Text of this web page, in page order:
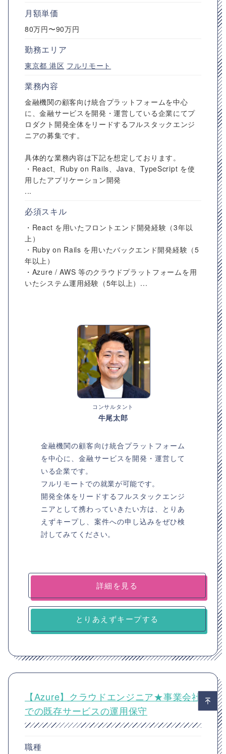
月額単価
80万円〜90万円
勤務エリア
東京都 港区 フルリモート
業務内容
金融機関の顧客向け統合プラットフォームを中心
に、金融サービスを開発・運営している企業にてプ
ロダクト開発全体をリードするフルスタックエンジ
ニアの募集です。
具体的な業務内容は下記を想定しております。
・React、Ruby on Rails、Java、TypeScript を使
用したアプリケーション開発
...
必須スキル
・React を用いたフロントエンド開発経験（3年以
上）
・Ruby on Rails を用いたバックエンド開発経験（5
年以上）
・Azure / AWS 等のクラウドプラットフォームを用
いたシステム運用経験（5年以上）...
コンサルタント
牛尾太郎
金融機関の顧客向け統合プラットフォーム
を中心に、金融サービスを開発・運営して
いる企業です。
フルリモートでの就業が可能です。
開発全体をリードするフルスタックエンジ
ニアとして携わっていきたい方は、とりあ
えずキープし、案件への申し込みをぜひ検
討してみてください。
詳細を見る
とりあえずキープする
【Azure】クラウドエンジニア★事業会社
での既存サービスの運用保守
職種